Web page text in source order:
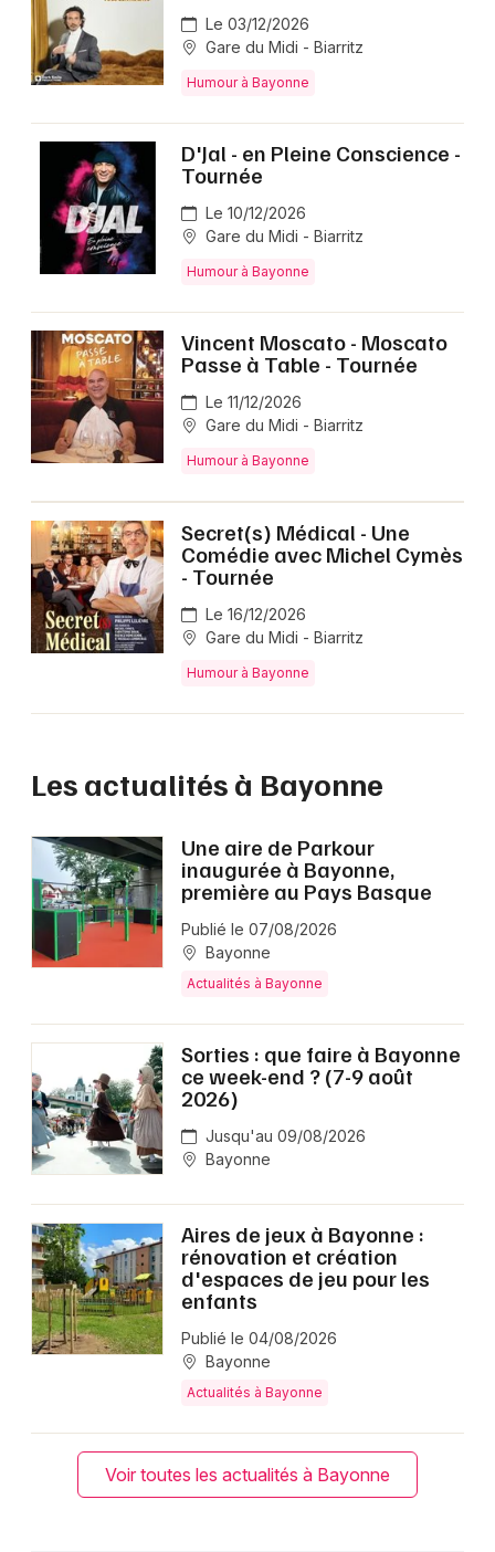
Le 03/12/2026
Gare du Midi - Biarritz
Humour à Bayonne
D'Jal - en Pleine Conscience -
Tournée
Le 10/12/2026
Gare du Midi - Biarritz
Humour à Bayonne
Vincent Moscato - Moscato
Passe à Table - Tournée
Le 11/12/2026
Gare du Midi - Biarritz
Humour à Bayonne
Secret(s) Médical - Une
Comédie avec Michel Cymès
- Tournée
Le 16/12/2026
Gare du Midi - Biarritz
Humour à Bayonne
Les actualités à Bayonne
Une aire de Parkour
inaugurée à Bayonne,
première au Pays Basque
Publié le 07/08/2026
Bayonne
Actualités à Bayonne
Sorties : que faire à Bayonne
ce week-end ? (7-9 août
2026)
Jusqu'au 09/08/2026
Bayonne
Aires de jeux à Bayonne :
rénovation et création
d'espaces de jeu pour les
enfants
Publié le 04/08/2026
Bayonne
Actualités à Bayonne
Voir toutes les actualités à Bayonne